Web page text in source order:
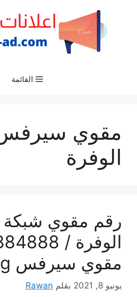
القائمة
الوفرة
مقوي سيرفس 5g
يونيو 8, 2021 بقلم Rawan